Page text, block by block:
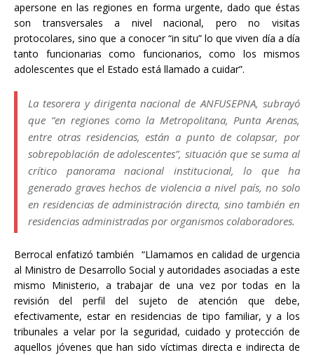
apersone en las regiones en forma urgente, dado que éstas
son transversales a nivel nacional, pero no visitas
protocolares, sino que a conocer “in situ” lo que viven día a día
tanto funcionarias como funcionarios, como los mismos
adolescentes que el Estado está llamado a cuidar”.
La tesorera y dirigenta nacional de ANFUSEPNA, subrayó
que “en regiones como la Metropolitana, Punta Arenas,
entre otras residencias, están a punto de colapsar, por
sobrepoblación de adolescentes”, situación que se suma al
crítico panorama nacional institucional, lo que ha
generado graves hechos de violencia a nivel país, no solo
en residencias de administración directa, sino también en
residencias administradas por organismos colaboradores.
Berrocal enfatizó también “Llamamos en calidad de urgencia
al Ministro de Desarrollo Social y autoridades asociadas a este
mismo Ministerio, a trabajar de una vez por todas en la
revisión del perfil del sujeto de atención que debe,
efectivamente, estar en residencias de tipo familiar, y a los
tribunales a velar por la seguridad, cuidado y protección de
aquellos jóvenes que han sido víctimas directa e indirecta de